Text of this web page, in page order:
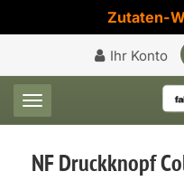
Zutaten-
Ihr Konto
Toggle navigation
NF Druckknopf